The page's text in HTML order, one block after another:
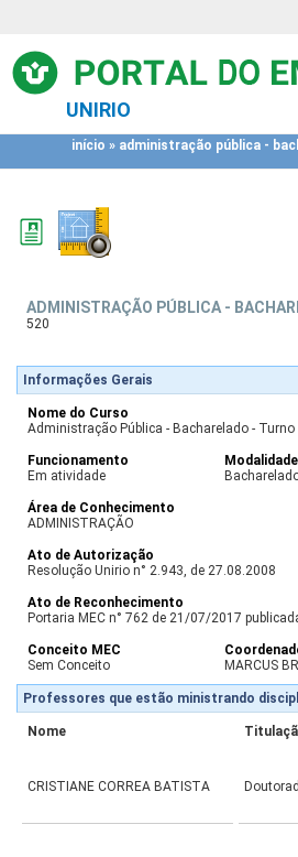
UNIRIO
início » administração pública -
ADMINISTRAÇÃO PÚBLICA -
520
Informações Gerais
Nome do Curso
Administração Pública - Bacharelado -
Funcionamento
Em atividade
Modalidade
Área de Conhecimento
ADMINISTRAÇÃO
Ato de Autorização
Resolução Unirio n° 2.943, de 27.08.2008
Ato de Reconhecimento
Portaria MEC n° 762 de 21/07/2017
Conceito MEC
Sem Conceito
MARCUS
Professores que estão ministrando
Nome
CRISTIANE CORREA BATISTA